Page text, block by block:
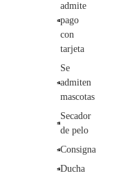
admite
pago
con
tarjeta
Se
admiten
mascotas
Secador
de pelo
Consigna
Ducha